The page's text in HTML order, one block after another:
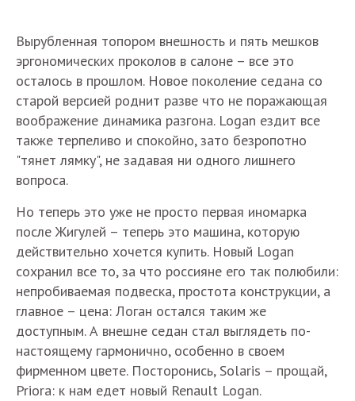
Вырубленная топором внешность и пять мешков
эргономических проколов в салоне – все это
осталось в прошлом. Новое поколение седана со
старой версией роднит разве что не поражающая
воображение динамика разгона. Logan ездит все
также терпеливо и спокойно, зато безропотно
"тянет лямку", не задавая ни одного лишнего
вопроса.
Но теперь это уже не просто первая иномарка
после Жигулей – теперь это машина, которую
действительно хочется купить. Новый Logan
сохранил все то, за что россияне его так полюбили:
непробиваемая подвеска, простота конструкции, а
главное – цена: Логан остался таким же
доступным. А внешне седан стал выглядеть по-
настоящему гармонично, особенно в своем
фирменном цвете. Посторонись, Solaris – прощай,
Priora: к нам едет новый Renault Logan.